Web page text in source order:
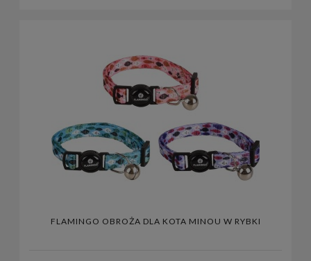
FLAMINGO OBROŻA DLA KOTA MINOU W RYBKI